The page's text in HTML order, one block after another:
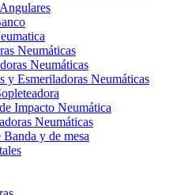
Neumáticas
Neumáticas
y Esmeriladoras Neumáticas
Impacto Neumática
Neumáticas
y de mesa